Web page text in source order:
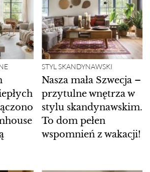
STYL SKANDYNAWSKI
Nasza mała Szwecja –
przytulne wnętrza w
stylu skandynawskim.
To dom pełen
wspomnień z wakacji!